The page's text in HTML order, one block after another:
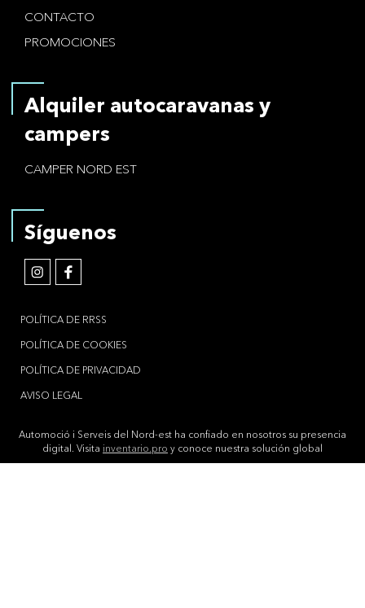
CONTACTO
PROMOCIONES
Alquiler autocaravanas y
campers
CAMPER NORD EST
Síguenos
POLÍTICA DE RRSS
POLÍTICA DE COOKIES
POLÍTICA DE PRIVACIDAD
AVISO LEGAL
Automoció i Serveis del Nord-est ha confiado en nosotros su presencia
digital. Visita inventario.pro y conoce nuestra solución global